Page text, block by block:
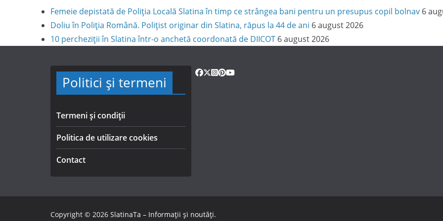
Femeie depistată de Poliția Locală Slatina în timp ce strângea bani pentru un presupus copil bolnav 6
Doliu în Poliția Română. Polițist originar din Slatina, răpus la 44 de ani 6 august 2026
10 percheziții în Slatina într-o anchetă coordonată de DIICOT 6 august 2026
Politici și termeni
Termeni și condiții
Politica de utilizare cookies
Contact
Copyright © 2026 SlatinaTa – Informații și noutăți.